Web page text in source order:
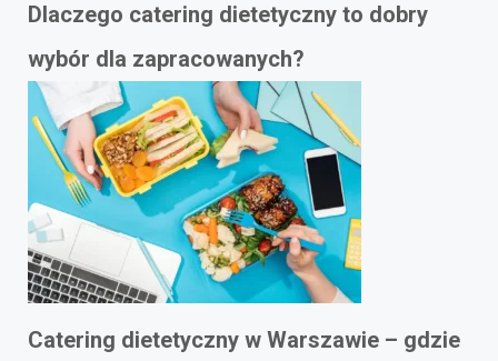
Dlaczego catering dietetyczny to dobry
wybór dla zapracowanych?
Catering dietetyczny w Warszawie – gdzie